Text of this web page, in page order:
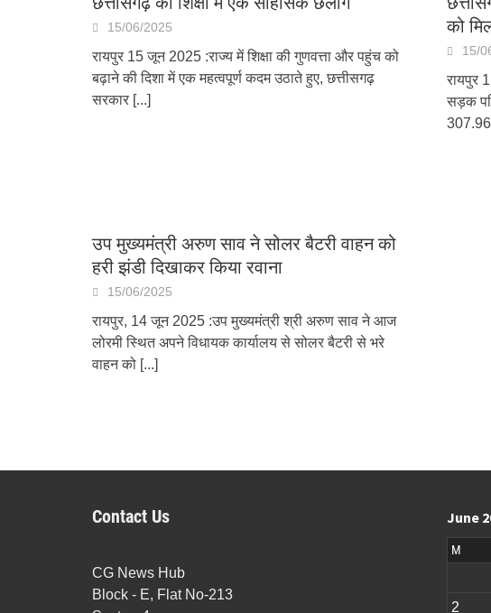
15/06/2025
रायपुर 15 जून 2025 :राज्य में शिक्षा की गुणवत्ता और पहुंच को
बढ़ाने की दिशा में एक महत्वपूर्ण कदम उठाते हुए, छत्तीसगढ़
सरकार [...]
को
15/
रायपुर
सड़क
उप मुख्यमंत्री अरुण साव ने सोलर बैटरी वाहन को
हरी झंडी दिखाकर किया रवाना
15/06/2025
रायपुर, 14 जून 2025 :उप मुख्यमंत्री श्री अरुण साव ने आज
लोरमी स्थित अपने विधायक कार्यालय से सोलर बैटरी से भरे
वाहन को [...]
Contact Us
CG News Hub
Block - E, Flat No-213
June
M
2